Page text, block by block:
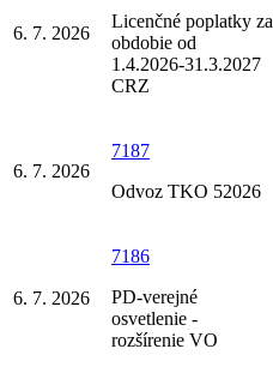
6. 7. 2026
Licenčné poplatky za
obdobie od
1.4.2026-31.3.2027
CRZ
6. 7. 2026
7187
Odvoz TKO 52026
6. 7. 2026
7186
PD-verejné
osvetlenie -
rozšírenie VO